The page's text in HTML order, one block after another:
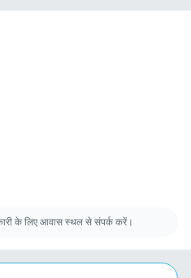
के लिए आवास स्थल से संपर्क करें।